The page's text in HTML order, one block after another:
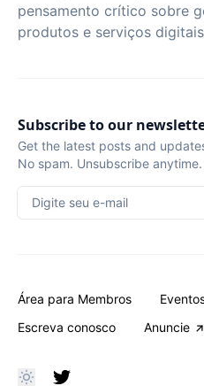
pensamento crítico sobre
produtos e serviços
Subscribe to our
Get the latest posts and
No spam. Unsubscribe anytime.
Digite seu e-mail
Área para Membros
Escreva conosco
Anuncie